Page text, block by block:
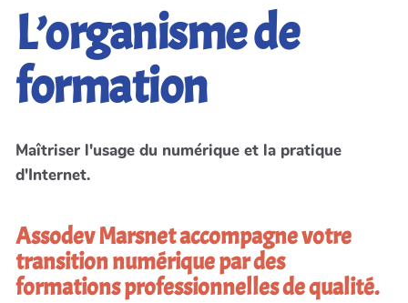
L’organisme de
formation
Maîtriser l'usage du numérique et la pratique
d'Internet.
Assodev Marsnet accompagne votre
transition numérique par des
formations professionnelles de qualité.